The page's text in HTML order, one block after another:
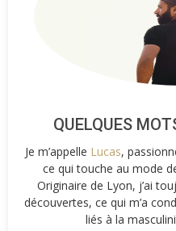
QUELQUES
Je m’appelle Lucas,
ce qui touche au mode
Originaire de Lyon, j’ai
découvertes, ce qui m’a
liés à la